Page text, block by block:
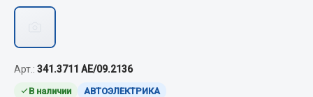
Весь раздел
Арт.: 341.3711 АЕ/09.2136
В наличии АВТОЭЛЕКТРИКА